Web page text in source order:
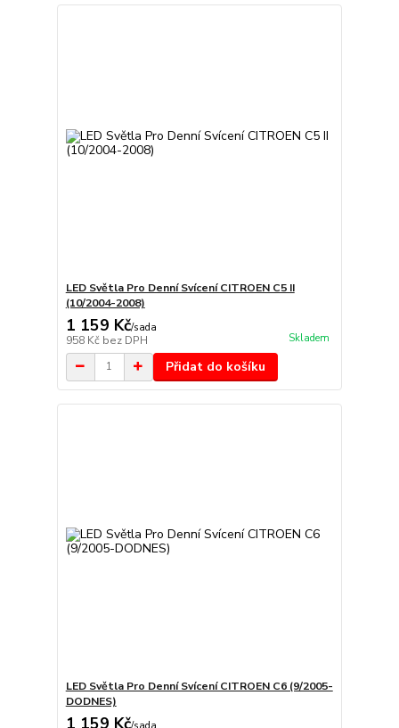
LED Světla Pro Denní Svícení CITROEN C5 II
(10/2004-2008)
1 159 Kč/sada
958 Kč bez DPH Skladem
Přidat do košíku
LED Světla Pro Denní Svícení CITROEN C6 (9/2005-
DODNES)